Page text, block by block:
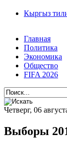
Кыргыз
Главная
Политика
Экономика
Общество
FIFA 2026
Четверг, 06
Выборы